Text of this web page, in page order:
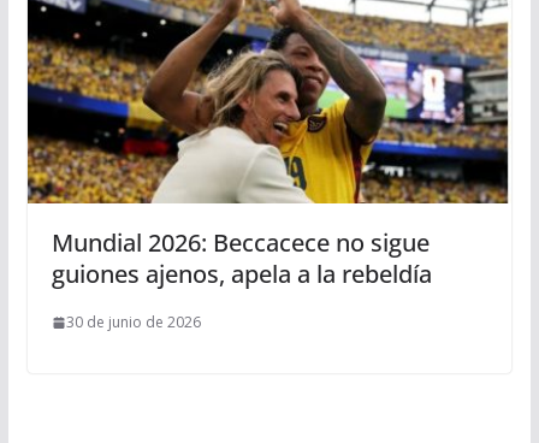
Mundial 2026: Beccacece no sigue
guiones ajenos, apela a la rebeldía
30 de junio de 2026